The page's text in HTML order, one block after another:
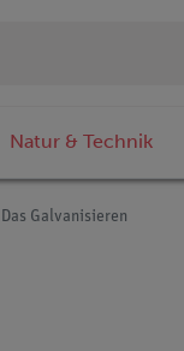
Natur & Technik
Das Galvanisieren